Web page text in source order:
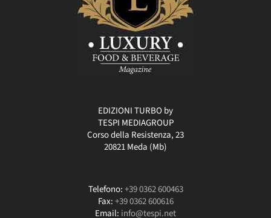
EDIZIONI TURBO by
TESPI MEDIAGROUP
Corso della Resistenza, 23
20821 Meda (Mb)
Telefono:+39 0362 600463
Fax:+39 0362 600616
Email: info@tespi.net